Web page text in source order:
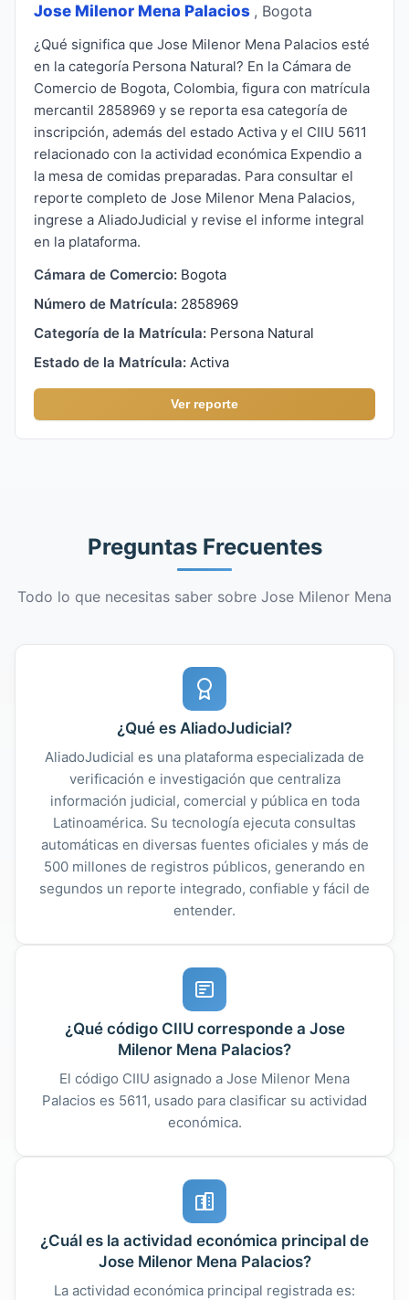
Jose Milenor Mena Palacios , Bogota
¿Qué significa que Jose Milenor Mena Palacios esté
en la categoría Persona Natural? En la Cámara de
Comercio de Bogota, Colombia, figura con matrícula
mercantil 2858969 y se reporta esa categoría de
inscripción, además del estado Activa y el CIIU 5611
relacionado con la actividad económica Expendio a
la mesa de comidas preparadas. Para consultar el
reporte completo de Jose Milenor Mena Palacios,
ingrese a AliadoJudicial y revise el informe integral
en la plataforma.
Cámara de Comercio: Bogota
Número de Matrícula: 2858969
Categoría de la Matrícula: Persona Natural
Estado de la Matrícula: Activa
Ver reporte
Preguntas Frecuentes
Todo lo que necesitas saber sobre Jose Milenor Mena
¿Qué es AliadoJudicial?
AliadoJudicial es una plataforma especializada de
verificación e investigación que centraliza
información judicial, comercial y pública en toda
Latinoamérica. Su tecnología ejecuta consultas
automáticas en diversas fuentes oficiales y más de
500 millones de registros públicos, generando en
segundos un reporte integrado, confiable y fácil de
entender.
¿Qué código CIIU corresponde a Jose
Milenor Mena Palacios?
El código CIIU asignado a Jose Milenor Mena
Palacios es 5611, usado para clasificar su actividad
económica.
¿Cuál es la actividad económica principal de
Jose Milenor Mena Palacios?
La actividad económica principal registrada es: